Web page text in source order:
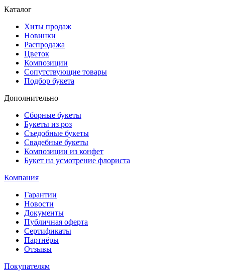
Каталог
Хиты продаж
Новинки
Распродажа
Цветок
Композиции
Сопутствующие товары
Подбор букета
Дополнительно
Сборные букеты
Букеты из роз
Съедобные букеты
Свадебные букеты
Композиции из конфет
Букет на усмотрение флориста
Компания
Гарантии
Новости
Документы
Публичная оферта
Сертификаты
Партнёры
Отзывы
Покупателям